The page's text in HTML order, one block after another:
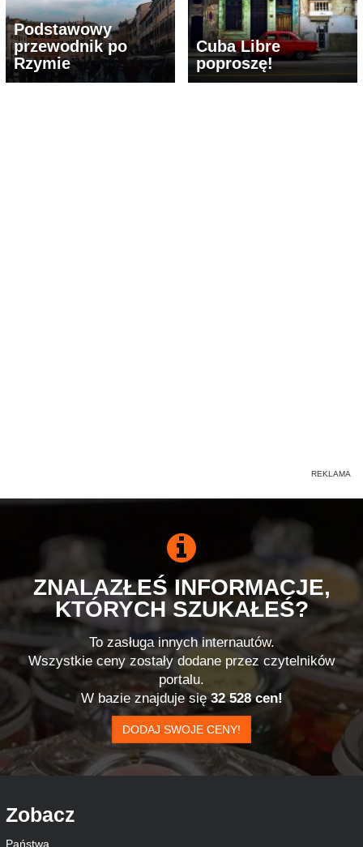
Podstawowy
przewodnik po
Rzymie
Cuba Libre
poproszę!
ZNALAZŁEŚ INFORMACJE,
KTÓRYCH SZUKAŁEŚ?
To zasługa innych internautów.
Wszystkie ceny zostały dodane przez czytelników
portalu.
W bazie znajduje się32 528 cen!
DODAJ SWOJE CENY!
Zobacz
Państwa